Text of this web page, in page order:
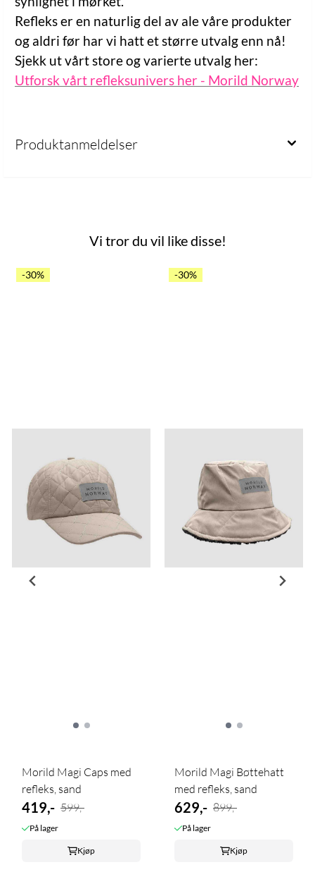
Refleks er en naturlig del av ale våre produkter
og aldri før har vi hatt et større utvalg enn nå!
Sjekk ut vårt store og varierte utvalg her:
Utforsk vårt refleksunivers her - Morild Norway
Produktanmeldelser
Vi tror du vil like disse!
-30%
Morild Magi Caps med
refleks, sand
419,- 599,-
På lager
Kjøp
-30%
Morild Magi Bøttehatt
med refleks, sand
629,- 899,-
På lager
Kjøp